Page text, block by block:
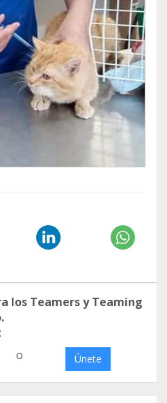
los Teamers y Teaming
o Únete